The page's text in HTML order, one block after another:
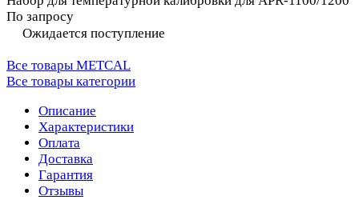
По запросу
Ожидается поступление
Все товары METCAL
Все товары категории
Описание
Характеристики
Оплата
Доставка
Гарантия
Отзывы